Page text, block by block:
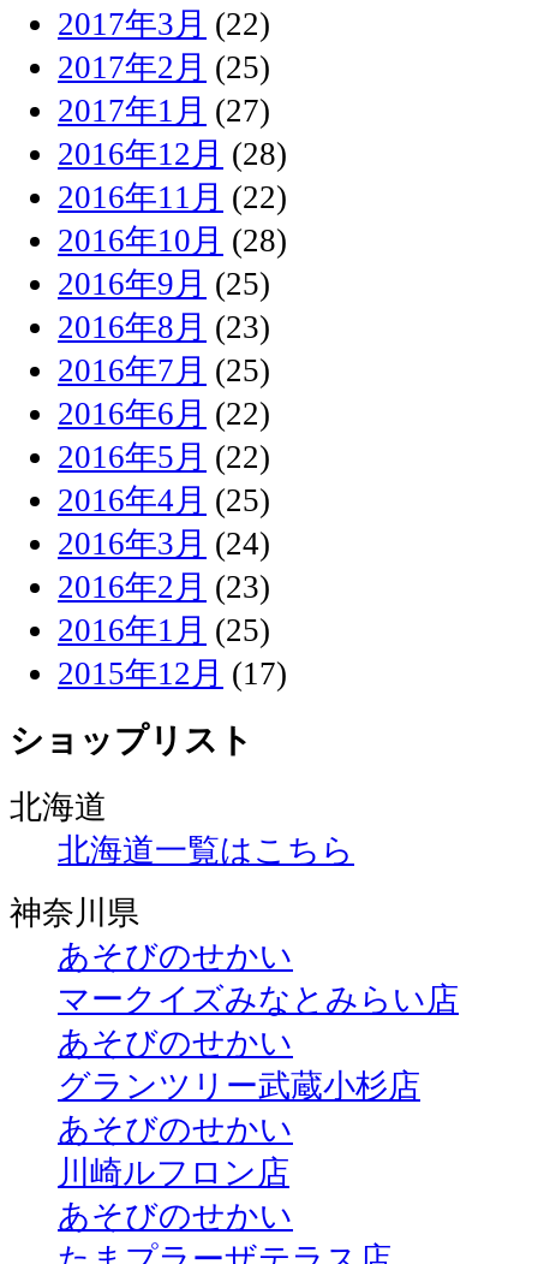
2017年3月 (22)
2017年2月 (25)
2017年1月 (27)
2016年12月 (28)
2016年11月 (22)
2016年10月 (28)
2016年9月 (25)
2016年8月 (23)
2016年7月 (25)
2016年6月 (22)
2016年5月 (22)
2016年4月 (25)
2016年3月 (24)
2016年2月 (23)
2016年1月 (25)
2015年12月 (17)
ショップリスト
北海道
北海道一覧はこちら
神奈川県
あそびのせかい
マークイズみなとみらい店
あそびのせかい
グランツリー武蔵小杉店
あそびのせかい
川崎ルフロン店
あそびのせかい